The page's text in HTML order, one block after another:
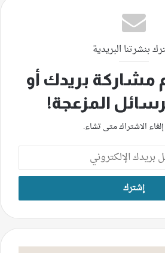
بنشرتنا البريدية
مشاركة بريدك أو
المزعجة!
الاشتراك متى تشاء.